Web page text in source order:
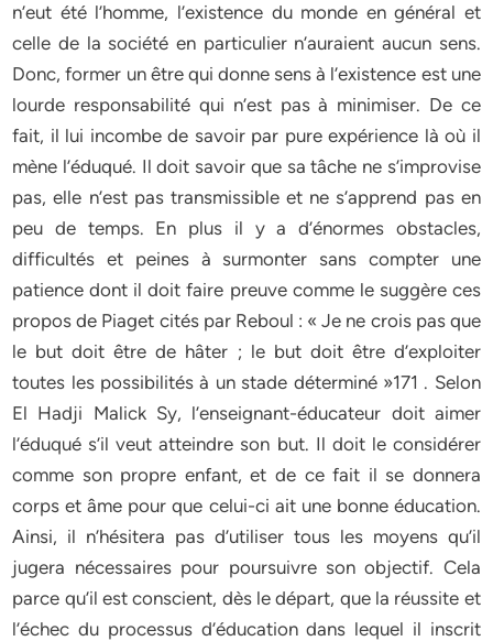
n’eut été l’homme, l’existence du monde en général et
celle de la société en particulier n’auraient aucun sens.
Donc, former un être qui donne sens à l’existence est une
lourde responsabilité qui n’est pas à minimiser. De ce
fait, il lui incombe de savoir par pure expérience là où il
mène l’éduqué. Il doit savoir que sa tâche ne s’improvise
pas, elle n’est pas transmissible et ne s’apprend pas en
peu de temps. En plus il y a d’énormes obstacles,
difficultés et peines à surmonter sans compter une
patience dont il doit faire preuve comme le suggère ces
propos de Piaget cités par Reboul : « Je ne crois pas que
le but doit être de hâter ; le but doit être d’exploiter
toutes les possibilités à un stade déterminé »171 . Selon
El Hadji Malick Sy, l’enseignant-éducateur doit aimer
l’éduqué s’il veut atteindre son but. Il doit le considérer
comme son propre enfant, et de ce fait il se donnera
corps et âme pour que celui-ci ait une bonne éducation.
Ainsi, il n’hésitera pas d’utiliser tous les moyens qu’il
jugera nécessaires pour poursuivre son objectif. Cela
parce qu’il est conscient, dès le départ, que la réussite et
l’échec du processus d’éducation dans lequel il inscrit